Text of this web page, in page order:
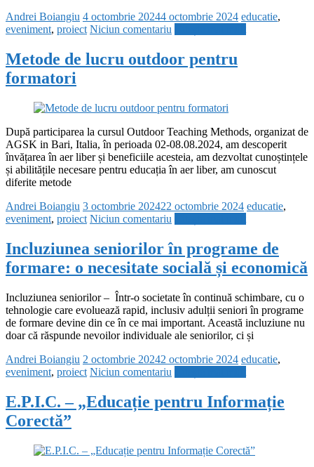
Andrei Boiangiu 4 octombrie 20244 octombrie 2024 educatie,
eveniment, proiect Niciun comentariu
Metode de lucru outdoor pentru
formatori
După participarea la cursul Outdoor Teaching Methods, organizat de
AGSK in Bari, Italia, în perioada 02-08.08.2024, am descoperit
învățarea în aer liber și beneficiile acesteia, am dezvoltat cunoștințele
și abilitățile necesare pentru educația în aer liber, am cunoscut
diferite metode
Andrei Boiangiu 3 octombrie 202422 octombrie 2024 educatie,
eveniment, proiect Niciun comentariu
Incluziunea seniorilor în programe de
formare: o necesitate socială și economică
Incluziunea seniorilor – Într-o societate în continuă schimbare, cu o
tehnologie care evoluează rapid, inclusiv adulții seniori în programe
de formare devine din ce în ce mai important. Această incluziune nu
doar că răspunde nevoilor individuale ale seniorilor, ci și
Andrei Boiangiu 2 octombrie 20242 octombrie 2024 educatie,
eveniment, proiect Niciun comentariu
E.P.I.C. – „Educație pentru Informație
Corectă”